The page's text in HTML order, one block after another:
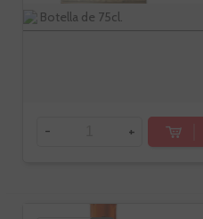
Botella de 75cl.
- +